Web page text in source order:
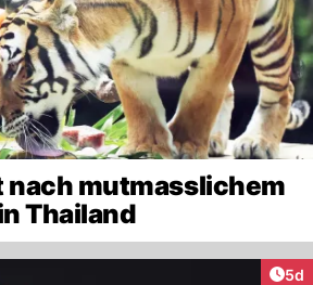
nach mutmasslichem
Thailand
5d